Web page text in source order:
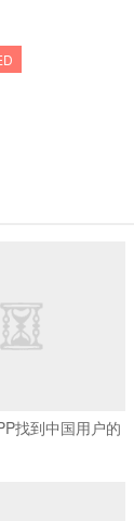
找到中国用户的